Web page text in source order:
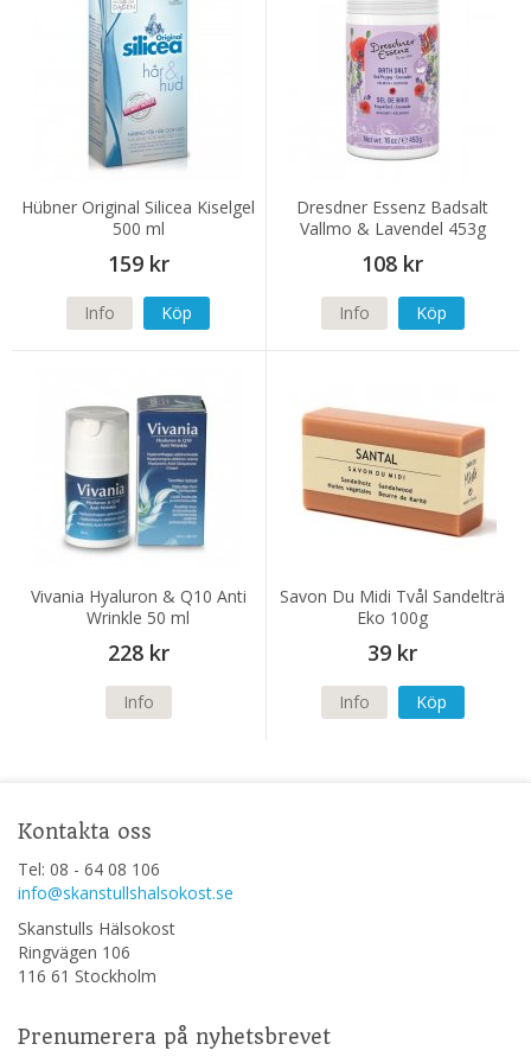
Hübner Original Silicea Kiselgel
500 ml
159 kr
Info Köp
Dresdner Essenz Badsalt
Vallmo & Lavendel 453g
108 kr
Info Köp
Vivania Hyaluron & Q10 Anti
Wrinkle 50 ml
228 kr
Info
Savon Du Midi Tvål Sandelträ
Eko 100g
39 kr
Info Köp
Kontakta oss
Tel: 08 - 64 08 106
info@skanstullshalsokost.se
Skanstulls Hälsokost
Ringvägen 106
116 61 Stockholm
Prenumerera på nyhetsbrevet